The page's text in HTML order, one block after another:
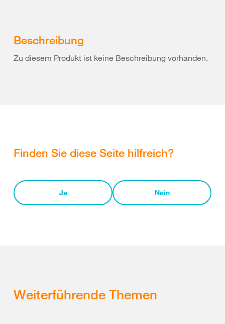
Beschreibung
Zu diesem Produkt ist keine Beschreibung vorhanden.
Finden Sie diese Seite hilfreich?
Ja Nein
Weiterführende Themen